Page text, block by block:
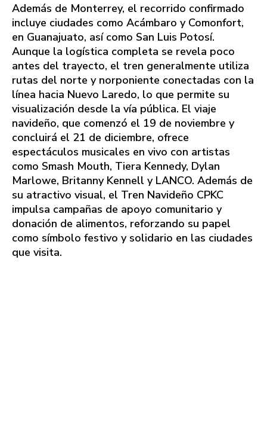
Además de Monterrey, el recorrido confirmado
incluye ciudades como Acámbaro y Comonfort,
en Guanajuato, así como San Luis Potosí.
Aunque la logística completa se revela poco
antes del trayecto, el tren generalmente utiliza
rutas del norte y norponiente conectadas con la
línea hacia Nuevo Laredo, lo que permite su
visualización desde la vía pública. El viaje
navideño, que comenzó el 19 de noviembre y
concluirá el 21 de diciembre, ofrece
espectáculos musicales en vivo con artistas
como Smash Mouth, Tiera Kennedy, Dylan
Marlowe, Britanny Kennell y LANCO. Además de
su atractivo visual, el Tren Navideño CPKC
impulsa campañas de apoyo comunitario y
donación de alimentos, reforzando su papel
como símbolo festivo y solidario en las ciudades
que visita.